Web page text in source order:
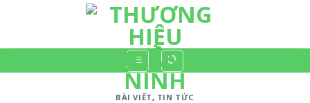
BÀI VIẾT, TIN TỨC